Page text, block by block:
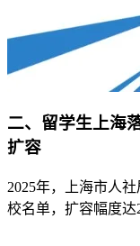
二、留学生上海
扩容
2025年，上海市人
校名单，扩容幅度达